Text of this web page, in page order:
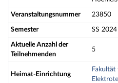
Veranstaltungsnummer 23850
Semester SS 2024
Aktuelle Anzahl der
Teilnehmenden
5
Heimat-Einrichtung